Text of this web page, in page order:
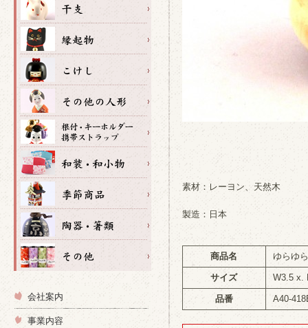
素材：レーヨン、天然木
製造：日本
商品名 ゆらゆ
サイズ W3.5 x.
品番 A40-
会社案内
事業内容